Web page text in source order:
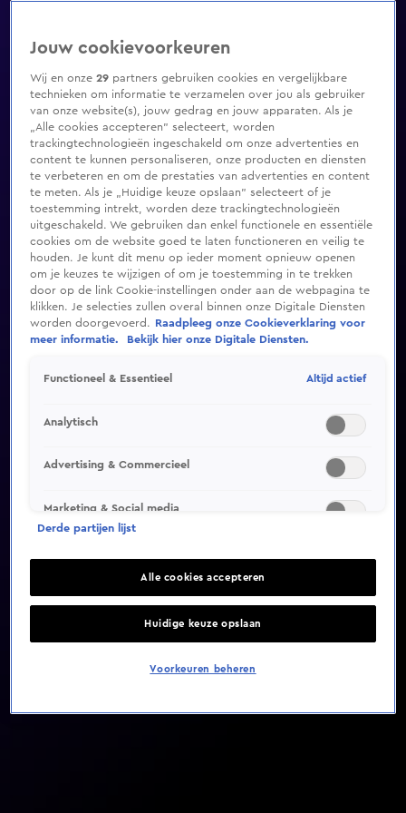
Video helaas niet gevonden
Jouw cookievoorkeuren
Wij en onze29 partners gebruiken cookies en vergelijkbare
technieken om informatie te verzamelen over jou als gebruiker
van onze website(s), jouw gedrag en jouw apparaten. Als je
„Alle cookies accepteren” selecteert, worden
trackingtechnologieën ingeschakeld om onze advertenties en
content te kunnen personaliseren, onze producten en diensten
te verbeteren en om de prestaties van advertenties en content
te meten. Als je „Huidige keuze opslaan” selecteert of je
toestemming intrekt, worden deze trackingtechnologieën
uitgeschakeld. We gebruiken dan enkel functionele en essentiële
cookies om de website goed te laten functioneren en veilig te
houden. Je kunt dit menu op ieder moment opnieuw openen
om je keuzes te wijzigen of om je toestemming in te trekken
door op de link Cookie-instellingen onder aan de webpagina te
klikken. Je selecties zullen overal binnen onze Digitale Diensten
worden doorgevoerd.
Raadpleeg onze Cookieverklaring voor
meer informatie.
Bekijk hier onze Digitale Diensten.
Functioneel & Essentieel Altijd actief
Analytisch
Advertising & Commercieel
Marketing & Social media
Derde partijen lijst
Alle cookies accepteren
Huidige keuze opslaan
Voorkeuren beheren